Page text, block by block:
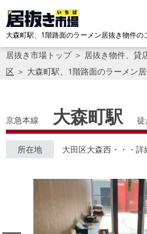
大森町駅、1階路面のラーメン居抜き物件の
居抜き市場トップ＞ 居抜き物件、貸
区 ＞ 大森町駅、1階路面のラーメン
京急本線 大森町駅
所在地 大田区大森西・・・詳